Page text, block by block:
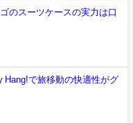
のスーツケースの実力は口
Hang!で旅移動の快適性がグ